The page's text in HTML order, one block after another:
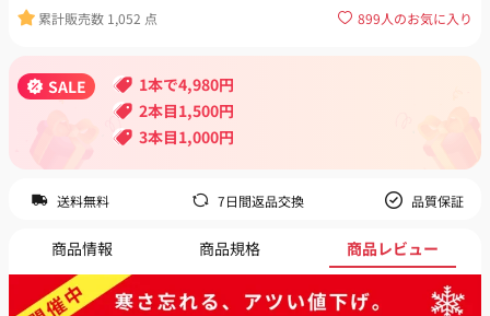
累計販売数 1,052 点 899人のお気に入り
SALE
1本で4,980円
2本目1,500円
3本目1,000円
送料無料 7日間返品交換 品質保証
商品情報 商品規格 商品レビュー